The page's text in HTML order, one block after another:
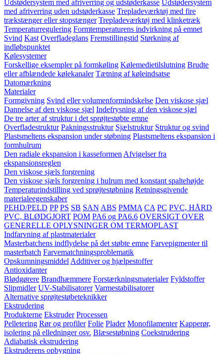
Udstødersystem med afriverring og udstøderkasse Udstødersystem
med afriverring uden udstøderkasse Trepladeværktøj med fire
trækstænger eller stopstænger Trepladeværktøj med klinketræk
Temperaturregulering Formtemperaturens indvirkning på emnet
Svind Kast Overfladeglans Fremstillingstid Størkning af
indløbspunktet
Kølesystemer
Forskellige eksempler på formkøling Kølemedietilslutning Brudte
eller afblændede kølekanaler Tætning af køleindsatse
Datomærkning
Materialer
Formgivning Svind eller volumenformindskelse Den viskose sjæl
Dannelse af den viskose sjæl Indefrysning af den viskose sjæl
De tre arter af struktur i det sprøjtestøbte emne
Overfladestruktur Pakningsstruktur Sjælstruktur Struktur og svind
Plastsmeltens ekspansion under støbning Plastsmeltens ekspansion i
formhulrum
Den radiale ekspansion i kasseformen Afvigelser fra
ekspansionsreglen
Den viskose sjæls forgrening
Den viskose sjæls forgrening i hulrum med konstant spaltehøjde
Temperaturindstilling ved sprøjtestøbning Retningsgivende
materialeegenskaber
PEHD/PELD PP PS SB SAN ABS PMMA CA PC PVC, HÅRD
PVC, BLØDGJORT POM PA6 og PA6.6 OVERSIGT OVER
GENERELLE OPLYSNINGER OM TERMOPLAST
Indfarvning af plastmaterialer
Masterbatchens indflydelse på det støbte emne Farvepigmenter til
masterbatch Farvematchningsproblematik
Opskumningsmiddel Additiver og hjælpestoffer
Antioxidanter
Blødgørere Brandhæmmere Forstærkningsmaterialer Fyldstoffer
Slipmidler UV-Stabilisatorer Varmestabilisatorer
Alternative sprøjtestøbeteknikker
Ekstrudering
Produkterne Ekstruder Processen
Pelletering Rør og profiler Folie Plader Monofilamenter Kapperør,
isolering på elledninger osv. Blæsestøbning Coekstrudering
Adiabatisk ekstrudering
Ekstruderens opbygning